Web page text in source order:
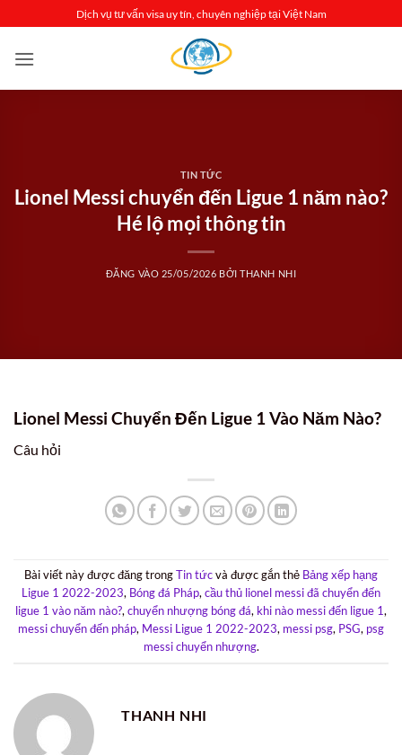
qua
nội
Dịch vụ tư vấn visa uy tín, chuyên nghiệp tại Việt Nam
TIN TỨC
Lionel Messi chuyển đến Ligue 1 năm nào?
Hé lộ mọi thông tin
ĐĂNG VÀO 25/05/2026 BỞITHANH NHI
Lionel Messi Chuyển Đến Ligue 1 Vào Năm Nào?
Câu hỏi
Bài viết này được đăng trongTin tứcvà được gắn thẻ Bảng xếp hạng
Ligue 1 2022-2023, Bóng đá Pháp, cầu thủ lionel messi đã chuyển đến
ligue 1 vào năm nào?, chuyển nhượng bóng đá, khi nào messi đến ligue 1,
messi chuyển đến pháp, Messi Ligue 1 2022-2023, messi psg, PSG, psg
messi chuyển nhượng.
THANH NHI